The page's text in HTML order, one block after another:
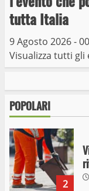
tutta Italia
9 Agosto 2026 -
Visualizza tutti gli
POPOLARI
I
2